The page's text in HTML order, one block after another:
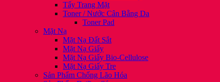
Tẩy Trang Mặt
Toner / Nước Cân Bằng Da
Toner Pad
Mặt Nạ
Mặt Nạ Đất Sắt
Mặt Nạ Giấy
Mặt Nạ Giấy Bio-Cellulose
Mặt Nạ Giấy Tre
Sản Phẩm Chống Lão Hóa